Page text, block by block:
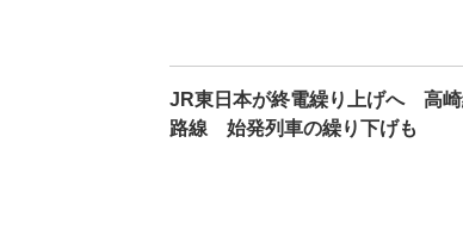
JR東日本が終電繰り上げへ 高
路線 始発列車の繰り下げも